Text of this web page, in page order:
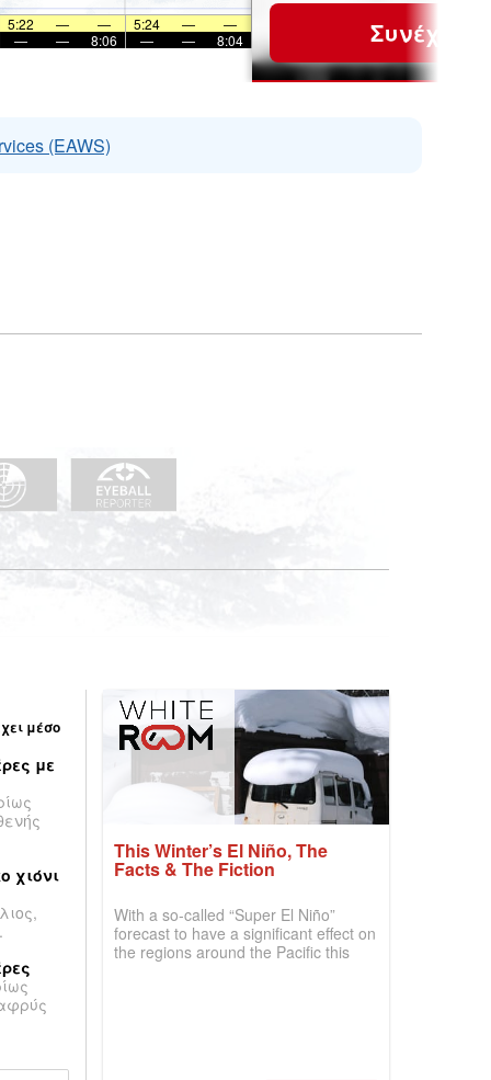
5:22 — — 5:24 —
—
— — 8:06 — — 8:04 Συνέχεια
(EAWS)
μέσο
με
χιόνι
This Winter’s El Niño, The
Facts & The Fiction
With a so-called “Super El Niño”
forecast to have a significant effect on
the regions around the Pacific this